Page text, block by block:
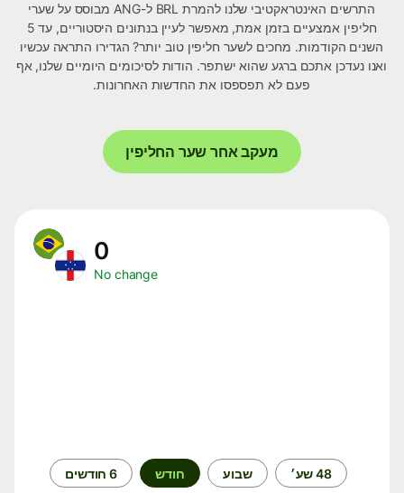
התרשים האינטראקטיבי שלנו להמרת BRL ל-ANG מבוסס על שערי
חליפין אמצעיים בזמן אמת, מאפשר לעיין בנתונים היסטוריים, עד 5
השנים הקודמות. מחכים לשער חליפין טוב יותר? הגדירו התראה עכשיו
ואנו נעדכן אתכם ברגע שהוא ישתפר. הודות לסיכומים היומיים שלנו, אף
פעם לא תפספסו את החדשות האחרונות.
מעקב אחר שער החליפין
No change
48 שע׳ שבוע חודש 6 חודשים